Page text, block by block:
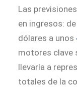
Las
en ingresos:
dólares a unos
motores clave
llevarla a
totales de la